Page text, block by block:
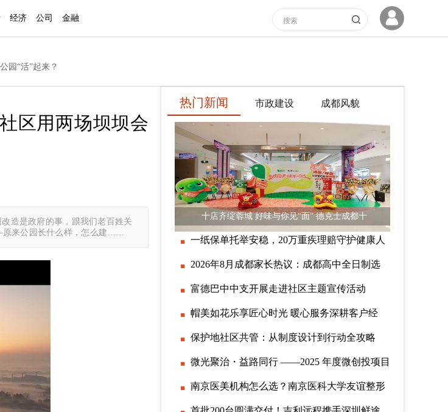
经济 公司 金融
园“活”起来？
区用两场坝坝会
改造是政府的事，跟我们老百姓关
原来公园长什么样，怎么建……
热门新闻 市政建设 成都风貌
十店齐绽蓉城 好味与你见“面” 德克士成都十
一纸保单托举安稳，20万重疾理赔守护健康人
2026年8月成都家长热议：成都高中全日制选
富德巴中中支开展走进社区主题宣传活动
帽美如花乐享匠心时光 暖心服务深耕客户经
保护地社区共管：从制度设计到行动全攻略
微光聚治・益路同行 ——2025 年度微创投项目
南京医美机构怎么选？南京医科大学友谊整形